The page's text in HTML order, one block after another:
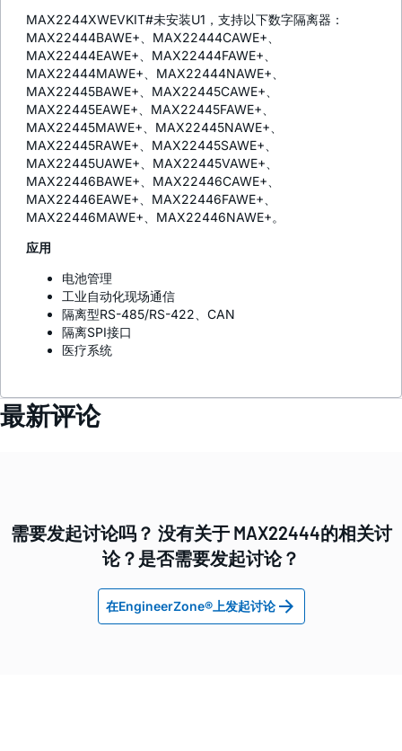
MAX2244XWEVKIT#未安装U1，支持以下数字隔离器：
MAX22444BAWE+、MAX22444CAWE+、
MAX22444EAWE+、MAX22444FAWE+、
MAX22444MAWE+、MAX22444NAWE+、
MAX22445BAWE+、MAX22445CAWE+、
MAX22445EAWE+、MAX22445FAWE+、
MAX22445MAWE+、MAX22445NAWE+、
MAX22445RAWE+、MAX22445SAWE+、
MAX22445UAWE+、MAX22445VAWE+、
MAX22446BAWE+、MAX22446CAWE+、
MAX22446EAWE+、MAX22446FAWE+、
MAX22446MAWE+、MAX22446NAWE+。
应用
电池管理
工业自动化现场通信
隔离型RS-485/RS-422、CAN
隔离SPI接口
医疗系统
最新评论
需要发起讨论吗？ 没有关于 MAX22444的相关讨
论？是否需要发起讨论？
在EngineerZone®上发起讨论